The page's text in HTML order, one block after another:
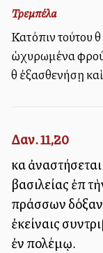
Τρεμπέλα
Κατόπιν τούτου
ὡχυρωμένα
θὰ ἐξασθενήσῃ
Δαν. 11,20
καὶ
βασιλείας ἐπὶ
πράσσων δόξαν
ἐκείναις
ἐν πολέμῳ.